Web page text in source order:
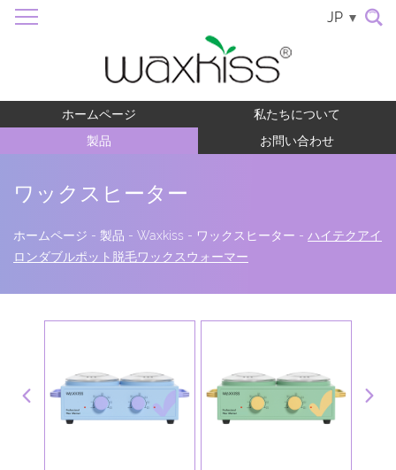
JP
ホームページ
私たちについて
製品
お問い合わせ
ワックスヒーター
ホームページ - 製品 - Waxkiss - ワックスヒーター - ハイテクアイ
ロンダブルポット脱毛ワックスウォーマー